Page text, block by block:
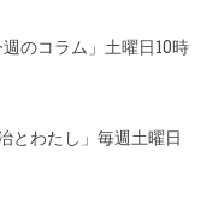
のコラム」土曜日10時
とわたし」毎週土曜日